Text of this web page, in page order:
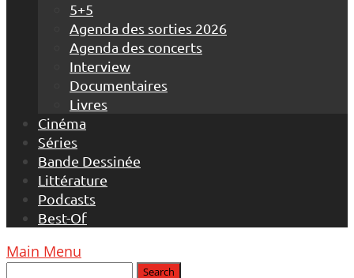
5+5
Agenda des sorties 2026
Agenda des concerts
Interview
Documentaires
Livres
Cinéma
Séries
Bande Dessinée
Littérature
Podcasts
Best-Of
Main Menu